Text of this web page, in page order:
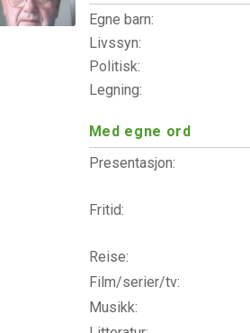
Egne barn:
Livssyn:
Politisk:
Legning:
Med egne ord
Presentasjon:
Fritid:
Reise:
Film/serier/tv:
Musikk: